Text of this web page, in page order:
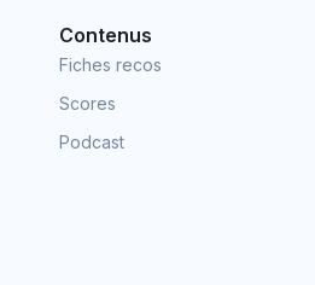
Contenus
Fiches recos
Scores
Podcast